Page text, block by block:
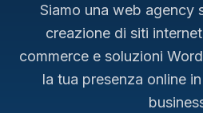
Siamo una web agency
creazione di siti
commerce e soluzioni
la tua presenza online